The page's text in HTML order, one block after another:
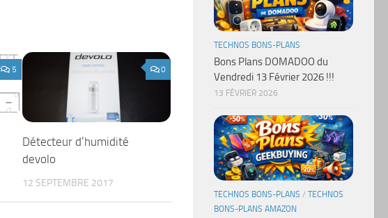
5 0
Détecteur d’humidité
devolo
12 SEPTEMBRE 2017
TECHNOS BONS-PLANS
Bons Plans DOMADOO du
Vendredi 13 Février 2026 !!!
13 FÉVRIER 2026
TECHNOS BONS-PLANS / TECHNOS
BONS-PLANS AMAZON